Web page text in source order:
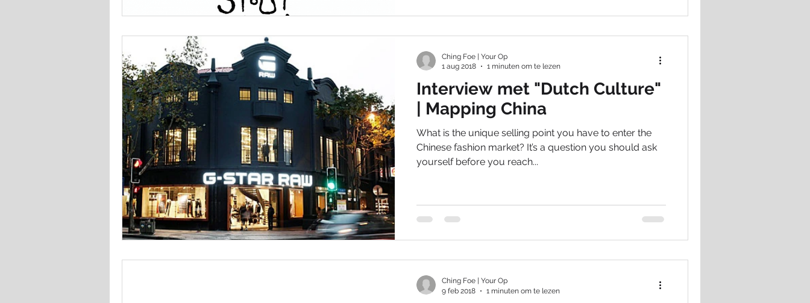
Interview met "Dutch Culture"
| Mapping China
What is the unique selling point you have to enter the
Chinese fashion market? It’s a question you should ask
yourself before you reach...
Ching Foe | Your Op
1 aug 2018
1 minuten om te lezen
Ching Foe | Your Op
9 feb 2018
1 minuten om te lezen